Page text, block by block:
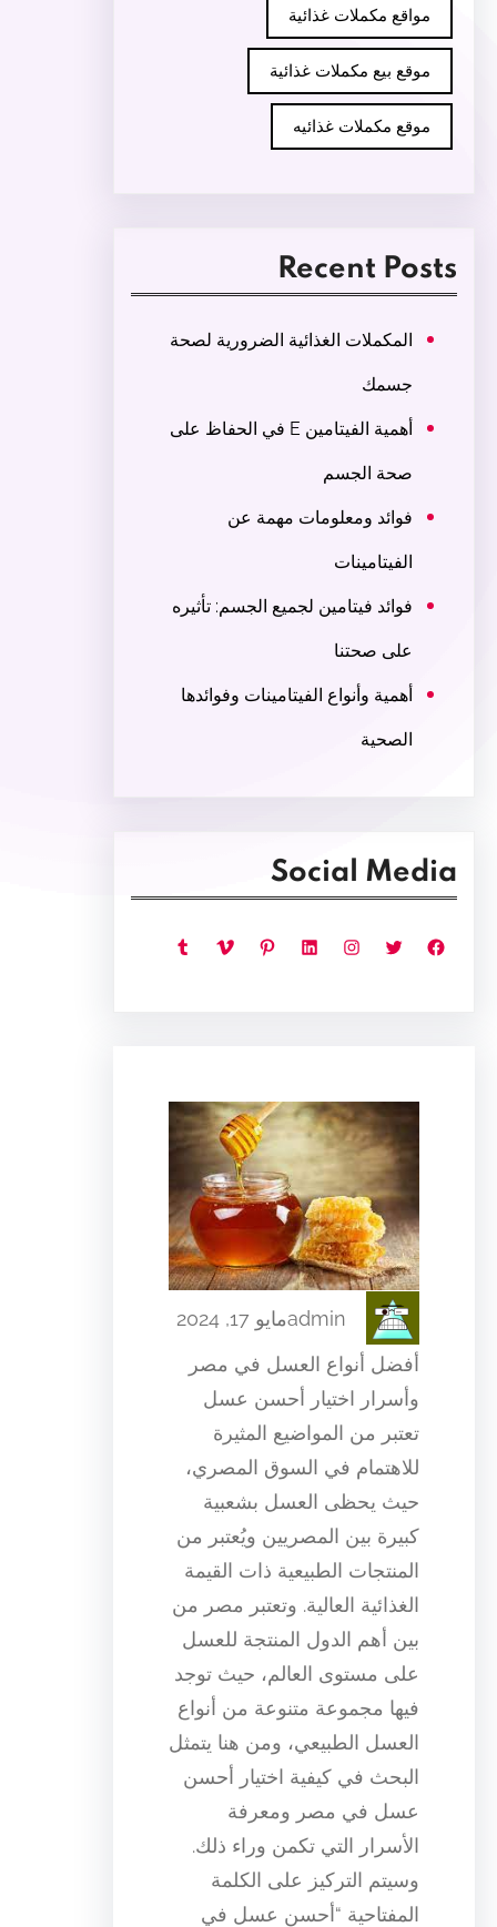
مواقع مكملات غذائية
موقع بيع مكملات غذائية
موقع مكملات غذائيه
Recent Posts
المكملات الغذائية الضرورية لصحة
جسمك
أهمية الفيتامين E في الحفاظ على
صحة الجسم
فوائد ومعلومات مهمة عن
الفيتامينات
فوائد فيتامين لجميع الجسم: تأثيره
على صحتنا
أهمية وأنواع الفيتامينات وفوائدها
الصحية
Social Media
فيسبوك تويتر إنستجرام لينكد إن بينتريست فيميو تمبلر
adminمايو 17, 2024
أفضل أنواع العسل في مصر
وأسرار اختيار أحسن عسل
تعتبر من المواضيع المثيرة
للاهتمام في السوق المصري،
حيث يحظى العسل بشعبية
كبيرة بين المصريين ويُعتبر من
المنتجات الطبيعية ذات القيمة
الغذائية العالية. وتعتبر مصر من
بين أهم الدول المنتجة للعسل
على مستوى العالم، حيث توجد
فيها مجموعة متنوعة من أنواع
العسل الطبيعي، ومن هنا يتمثل
البحث في كيفية اختيار أحسن
عسل في مصر ومعرفة
الأسرار التي تكمن وراء ذلك.
وسيتم التركيز على الكلمة
المفتاحية “أحسن عسل في